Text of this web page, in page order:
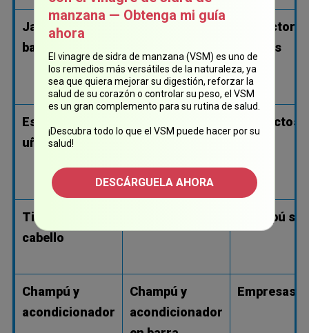
Jabón y gel de
baño
Jabones
manos
Protectores
solares
Esmalte de
uñas
Productos
Tinte para el
cabello
Champú
Champú y
acondicionador
Champú y
acondicionador
Empresas
manzana — Obtenga mi guía
ahora
El vinagre de sidra de manzana (VSM) es uno de
los remedios más versátiles de la naturaleza, ya
sea que quiera mejorar su digestión, reforzar la
salud de su corazón o controlar su peso, el VSM
es un gran complemento para su rutina de salud.
¡Descubra todo lo que el VSM puede hacer por su
salud!
DESCÁRGUELA AHORA